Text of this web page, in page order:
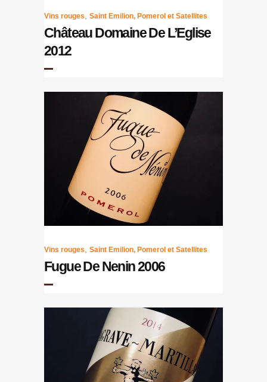
Vins rouges, Saint Emilion, Pomerol et Satellites
Château Domaine De L’Eglise
2012
Vins rouges, Saint Emilion, Pomerol et Satellites
Fugue De Nenin 2006